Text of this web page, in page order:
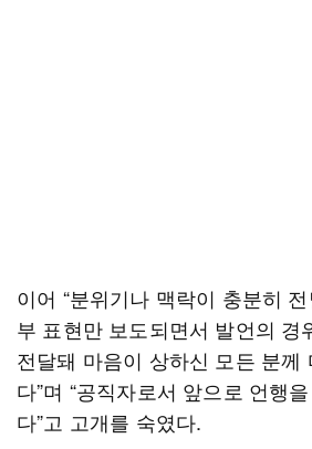
이어 “분위기나 맥락이 충분히
부 표현만 보도되면서 발언의 경
전달돼 마음이 상하신 모든 분께
다”며 “공직자로서 앞으로 언행
다”고 고개를 숙였다.